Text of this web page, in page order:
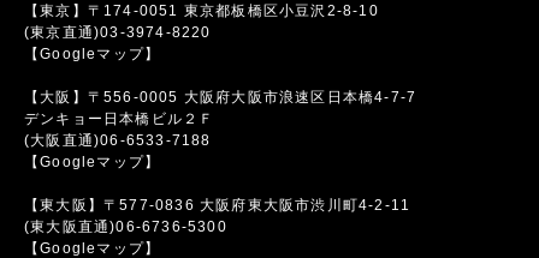
【東京】〒174-0051 東京都板橋区小豆沢2-8-10
(東京直通)03-3974-8220
【Googleマップ】
【大阪】〒556-0005 大阪府大阪市浪速区日本橋4-7-7
デンキョー日本橋ビル２Ｆ
(大阪直通)06-6533-7188
【Googleマップ】
【東大阪】〒577-0836 大阪府東大阪市渋川町4-2-11
(東大阪直通)06-6736-5300
【Googleマップ】